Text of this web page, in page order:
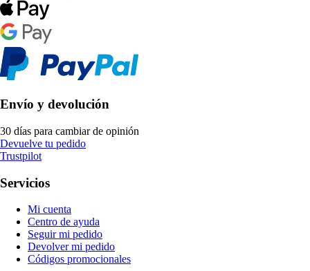
Envío y devolución
30 días para cambiar de opinión
Devuelve tu pedido
Trustpilot
Servicios
Mi cuenta
Centro de ayuda
Seguir mi pedido
Devolver mi pedido
Códigos promocionales